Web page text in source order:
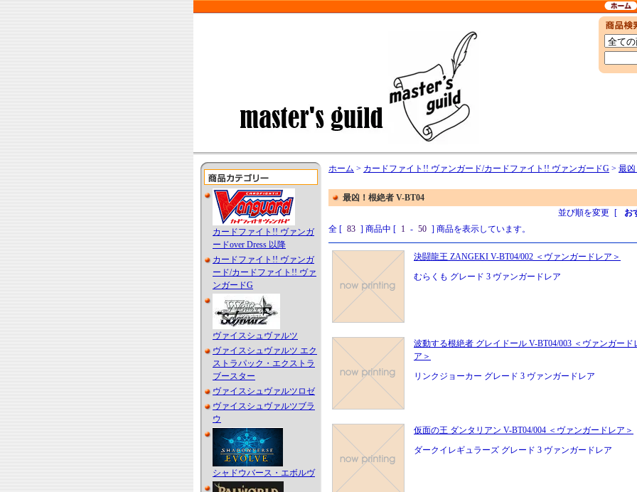
カードファイト!! ヴァンガ
ードover Dress 以降
カードファイト!! ヴァンガ
ード/カードファイト!! ヴァ
ンガードG
ヴァイスシュヴァルツ
ヴァイスシュヴァルツ エク
ストラパック・エクストラ
ブースター
ヴァイスシュヴァルツロゼ
ヴァイスシュヴァルツブラ
ウ
シャドウバース・エボルヴ
ホーム > カードファイト!! ヴァンガード/カードファイト!! ヴァンガードG > 最凶
最凶！根絶者 V-BT04
並び順を変更 [ お
全 [ 83 ] 商品中 [ 1 - 50 ] 商品を表示しています。
決闘龍王 ZANGEKI V-BT04/002 ＜ヴァンガードレア＞
むらくも グレード 3 ヴァンガードレア
波動する根絶者 グレイドール V-BT04/003 ＜ヴァンガード
ア＞
リンクジョーカー グレード 3 ヴァンガードレア
仮面の王 ダンタリアン V-BT04/004 ＜ヴァンガードレア＞
ダークイレギュラーズ グレード 3 ヴァンガードレア